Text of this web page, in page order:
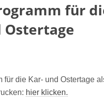
für
Ostertage
für die Kar- und Ostertage
hier klicken.